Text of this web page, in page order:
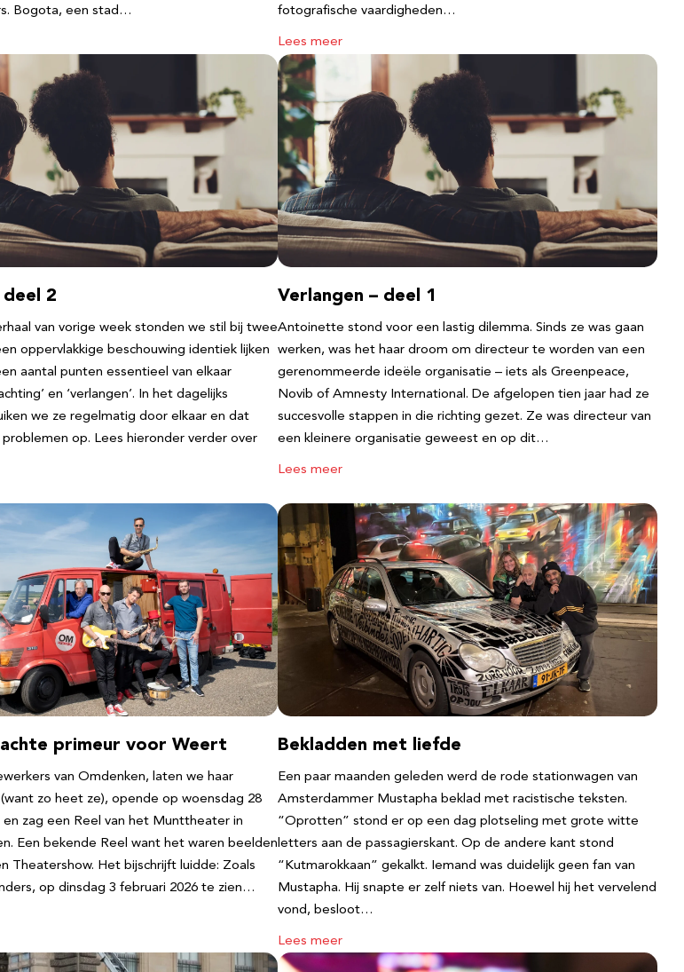
Bogota, een stad…
fotografische vaardigheden…
Lees meer
deel 2
van vorige week stonden we stil bij twee
oppervlakkige beschouwing identiek lijken
aantal punten essentieel van elkaar
en ‘verlangen’. In het dagelijks
we ze regelmatig door elkaar en dat
op. Lees hieronder verder over
Verlangen – deel 1
Antoinette stond voor een lastig dilemma. Sinds ze was gaan
werken, was het haar droom om directeur te worden van een
gerenommeerde ideële organisatie – iets als Greenpeace,
Novib of Amnesty International. De afgelopen tien jaar had ze
succesvolle stappen in die richting gezet. Ze was directeur van
een kleinere organisatie geweest en op dit…
Lees meer
primeur voor Weert
van Omdenken, laten we haar
zo heet ze), opende op woensdag 28
en zag een Reel van het Munttheater in
Een bekende Reel want het waren beelden
Theatershow. Het bijschrijft luidde: Zoals
op dinsdag 3 februari 2026 te zien…
Bekladden met liefde
Een paar maanden geleden werd de rode stationwagen van
Amsterdammer Mustapha beklad met racistische teksten.
“Oprotten” stond er op een dag plotseling met grote witte
letters aan de passagierskant. Op de andere kant stond
“Kutmarokkaan” gekalkt. Iemand was duidelijk geen fan van
Mustapha. Hij snapte er zelf niets van. Hoewel hij het vervelend
vond, besloot…
Lees meer